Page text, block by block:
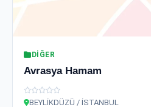
DIĞER
Avrasya Hamam
BEYLİKDÜZÜ / İSTANBUL